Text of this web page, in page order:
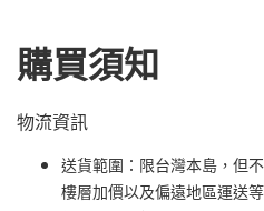
購買須知
物流資訊
送貨範圍：限台灣本島，但
樓層加價以及偏遠地區運送